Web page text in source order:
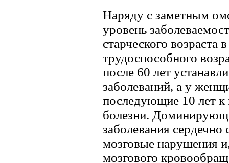
Наряду с заметным
уровень
старческого
трудоспособного
после 60 лет
заболеваний, а у
последующие 10 лет к
болезни.
заболевания
мозговые нарушения
мозгового